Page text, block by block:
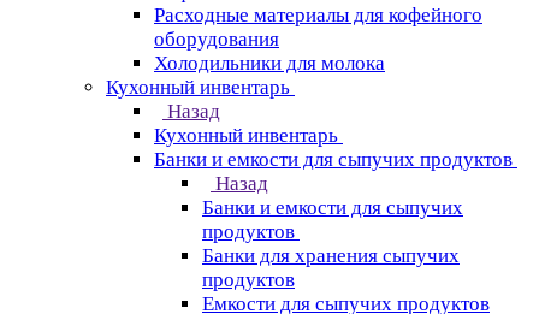
Расходные материалы для кофейного
оборудования
Холодильники для молока
Кухонный инвентарь
Назад
Кухонный инвентарь
Банки и емкости для сыпучих продуктов
Назад
Банки и емкости для сыпучих
продуктов
Банки для хранения сыпучих
продуктов
Емкости для сыпучих продуктов